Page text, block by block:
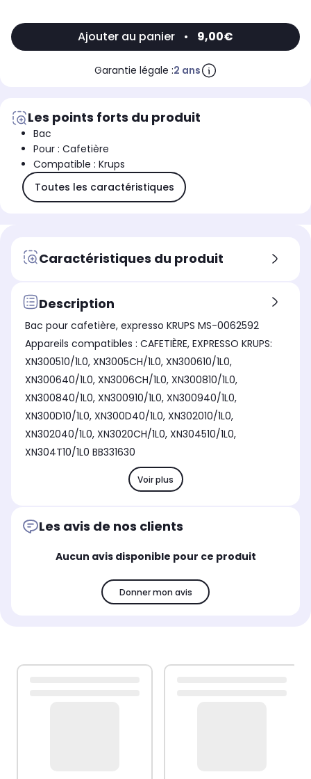
Ajouter au panier • 9,00€
Garantie légale :2 ans
Les points forts du produit
Bac
Pour : Cafetière
Compatible : Krups
Toutes les caractéristiques
Caractéristiques du produit
Description
Bac pour cafetière, expresso KRUPS MS-0062592
Appareils compatibles : CAFETIÈRE, EXPRESSO KRUPS:
XN300510/1L0, XN3005CH/1L0, XN300610/1L0,
XN300640/1L0, XN3006CH/1L0, XN300810/1L0,
XN300840/1L0, XN300910/1L0, XN300940/1L0,
XN300D10/1L0, XN300D40/1L0, XN302010/1L0,
XN302040/1L0, XN3020CH/1L0, XN304510/1L0,
XN304T10/1L0 BB331630
Voir plus
Les avis de nos clients
Aucun avis disponible pour ce produit
Donner mon avis